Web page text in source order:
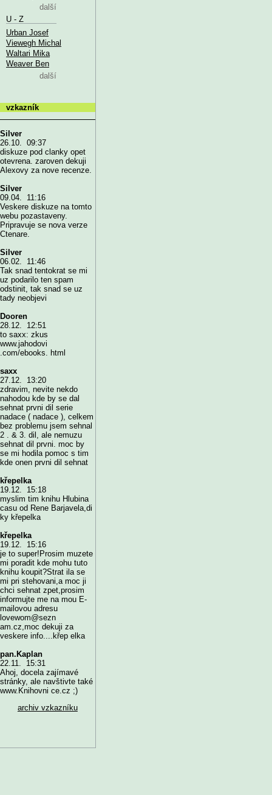
další
U - Z
Urban Josef
Viewegh Michal
Waltari Mika
Weaver Ben
další
vzkazník
Silver
26.10. 09:37
diskuze pod clanky opet
otevrena. zaroven dekuji
Alexovy za nove recenze.
Silver
09.04. 11:16
Veskere diskuze na tomto
webu pozastaveny.
Pripravuje se nova verze
Ctenare.
Silver
06.02. 11:46
Tak snad tentokrat se mi
uz podarilo ten spam
odstinit, tak snad se uz
tady neobjevi
Dooren
28.12. 12:51
to saxx: zkus
www.jahodovi
.com/ebooks. html
saxx
27.12. 13:20
zdravim, nevite nekdo
nahodou kde by se dal
sehnat prvni dil serie
nadace ( nadace ), celkem
bez problemu jsem sehnal
2 . & 3. dil, ale nemuzu
sehnat dil prvni. moc by
se mi hodila pomoc s tim
kde onen prvni dil sehnat
křepelka
19.12. 15:18
myslim tim knihu Hlubina
casu od Rene Barjavela,di
ky křepelka
křepelka
19.12. 15:16
je to super!Prosim muzete
mi poradit kde mohu tuto
knihu koupit?Strat ila se
mi pri stehovani,a moc ji
chci sehnat zpet,prosim
informujte me na mou E-
mailovou adresu
lovewom@sezn
am.cz,moc dekuji za
veskere info....křep elka
pan.Kaplan
22.11. 15:31
Ahoj, docela zajímavé
stránky, ale navštivte také
www.Knihovni ce.cz ;)
archiv vzkazníku